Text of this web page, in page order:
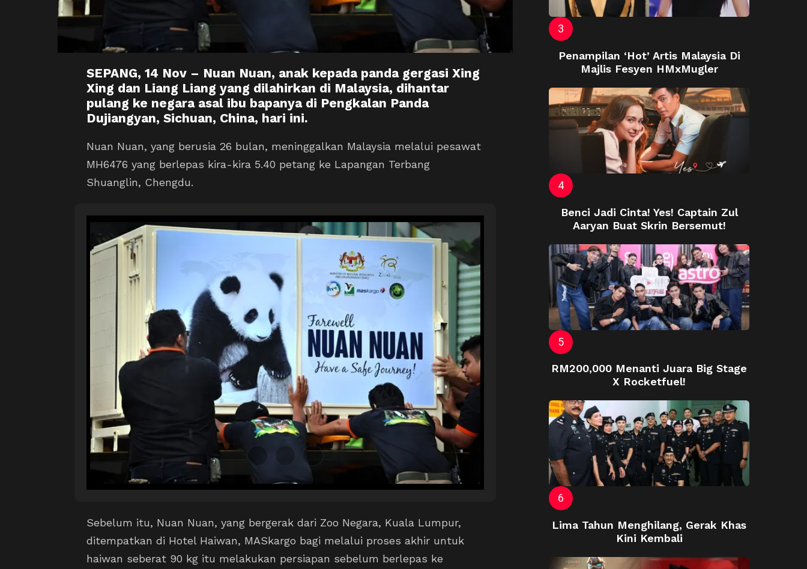
SEPANG, 14 Nov – Nuan Nuan, anak kepada panda gergasi Xing
Xing dan Liang Liang yang dilahirkan di Malaysia, dihantar
pulang ke negara asal ibu bapanya di Pengkalan Panda
Dujiangyan, Sichuan, China, hari ini.
Nuan Nuan, yang berusia 26 bulan, meninggalkan Malaysia melalui pesawat
MH6476 yang berlepas kira-kira 5.40 petang ke Lapangan Terbang
Shuanglin, Chengdu.
Sebelum itu, Nuan Nuan, yang bergerak dari Zoo Negara, Kuala Lumpur,
ditempatkan di Hotel Haiwan, MASkargo bagi melalui proses akhir untuk
haiwan seberat 90 kg itu melakukan persiapan sebelum berlepas ke
Penampilan ‘Hot’ Artis Malaysia Di
Majlis Fesyen HMxMugler
Benci Jadi Cinta! Yes! Captain Zul
Aaryan Buat Skrin Bersemut!
RM200,000 Menanti Juara Big Stage
X Rocketfuel!
Lima Tahun Menghilang, Gerak Khas
Kini Kembali